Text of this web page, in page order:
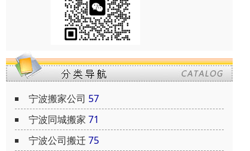
宁波搬家公司 57
宁波同城搬家 71
宁波公司搬迁75